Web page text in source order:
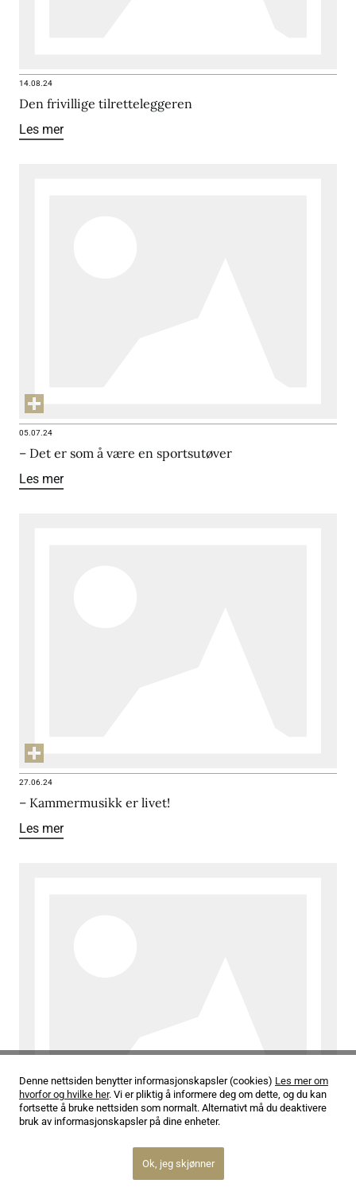
14.08.24
Den frivillige tilretteleggeren
Les mer
05.07.24
– Det er som å være en sportsutøver
Les mer
27.06.24
– Kammermusikk er livet!
Les mer
Siste kveld som sjefdirigent
Denne nettsiden benytter informasjonskapsler (cookies) Les mer om
hvorfor og hvilke her. Vi er pliktig å informere deg om dette, og du kan
fortsette å bruke nettsiden som normalt. Alternativt må du deaktivere
bruk av informasjonskapsler på dine enheter.
Ok, jeg skjønner